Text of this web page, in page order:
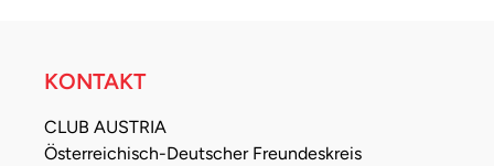
KONTAKT
CLUB AUSTRIA
Österreichisch-Deutscher Freundeskreis